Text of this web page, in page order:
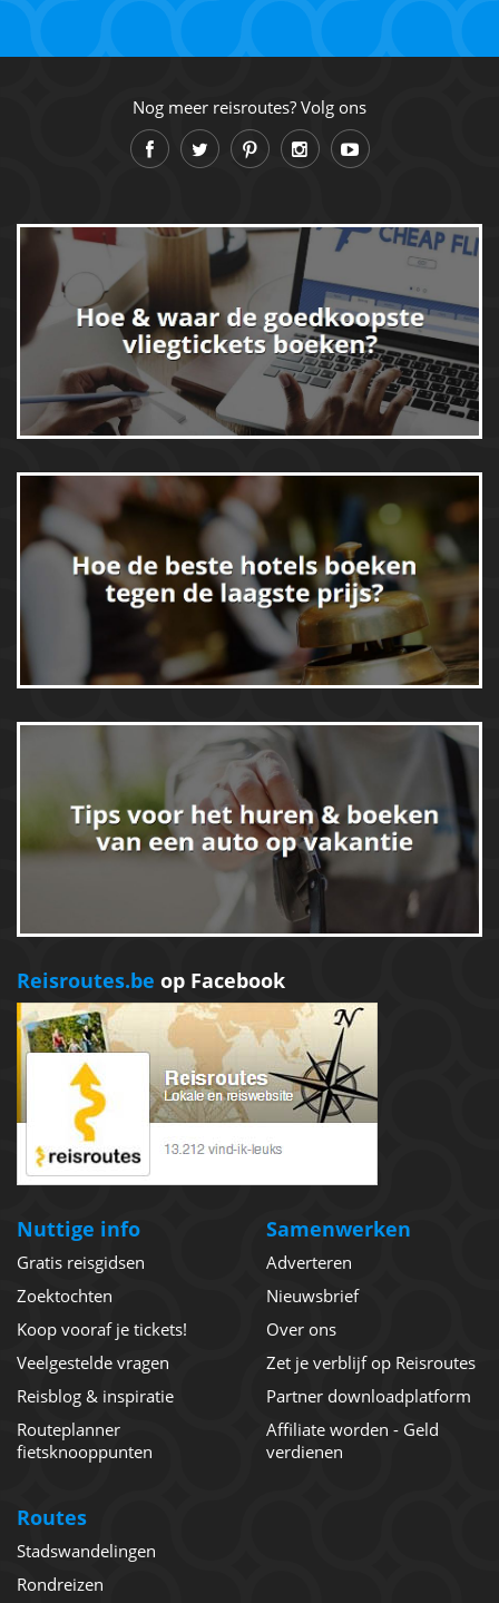
Nog meer reisroutes? Volg ons
Reisroutes.be op Facebook
Nuttige info
Gratis reisgidsen
Zoektochten
Koop vooraf je tickets!
Veelgestelde vragen
Reisblog & inspiratie
Routeplanner
fietsknooppunten
Samenwerken
Adverteren
Nieuwsbrief
Over ons
Zet je verblijf op Reisroutes
Partner downloadplatform
Affiliate worden - Geld
verdienen
Routes
Stadswandelingen
Rondreizen